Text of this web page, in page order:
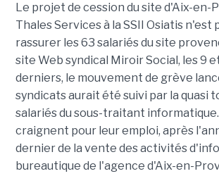
Le projet de cession du site d'Aix-en-
Thales Services à la SSII Osiatis n'est
rassurer les 63 salariés du site
site Web syndical Miroir Social, les 9
derniers, le mouvement de grève
syndicats aurait été suivi par la quasi
salariés du sous-traitant
craignent pour leur emploi, après
dernier de la vente des activités
bureautique de l'agence d'Aix-en-